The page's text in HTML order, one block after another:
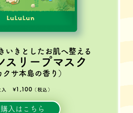
いきとしたお肌へ整える
スリープマスク
クサ本島の香り）
入 ¥ 1,100 （税込）
購入はこちら